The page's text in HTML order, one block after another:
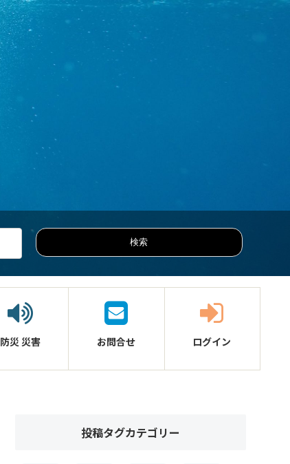
防災災害 お問合せ ログイン
投稿タグカテゴリー